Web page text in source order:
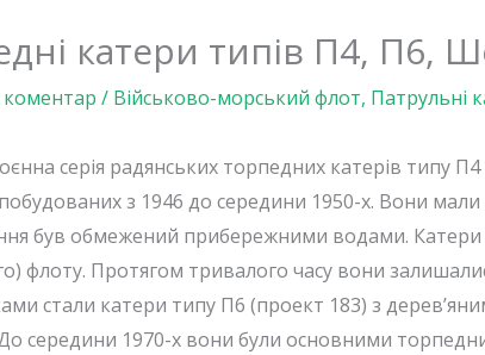
катери типів П4, П6,
/ Військово-морський флот, Патрульні
серія радянських торпедних катерів типу
з 1946 до середини 1950-х. Вони мали
був обмежений прибережними водами. Катери
флоту. Протягом тривалого часу вони
стали катери типу П6 (проект 183) з
середини 1970-х вони були основними